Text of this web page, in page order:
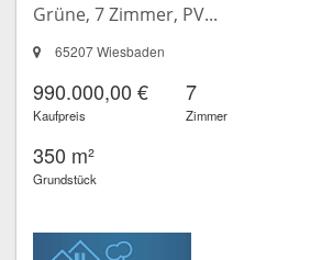
Grüne, 7 Zimmer, PV...
65207 Wiesbaden
990.000,00 €
Kaufpreis
7
Zimmer
350 m²
Grundstück